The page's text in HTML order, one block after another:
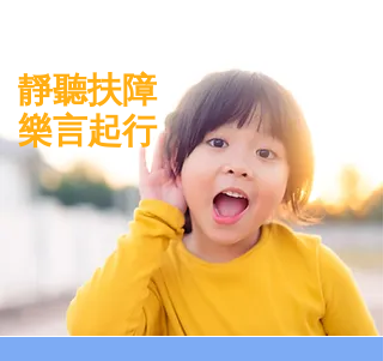
​靜聽扶障
​樂言起行